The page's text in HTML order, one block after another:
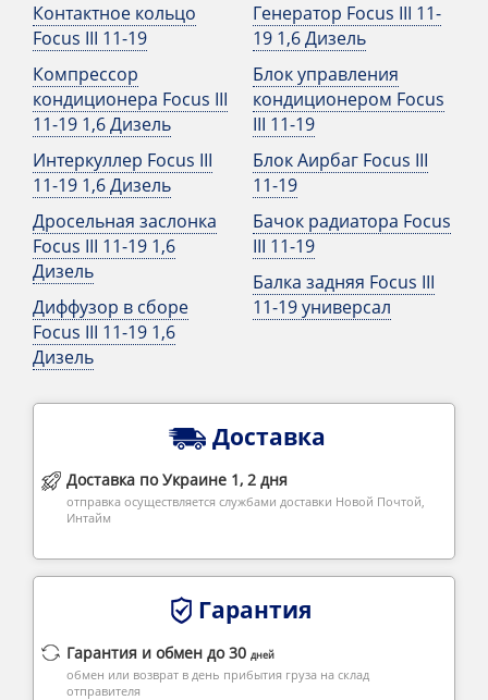
Контактное кольцо
Focus III 11-19
Компрессор
кондиционера Focus III
11-19 1,6 Дизель
Интеркуллер Focus III
11-19 1,6 Дизель
Дросельная заслонка
Focus III 11-19 1,6
Дизель
Диффузор в сборе
Focus III 11-19 1,6
Дизель
Генератор Focus III 11-
19 1,6 Дизель
Блок управления
кондиционером Focus
III 11-19
Блок Аирбаг Focus III
11-19
Бачок радиатора Focus
III 11-19
Балка задняя Focus III
11-19 универсал
Доставка
Доставка по Украине 1, 2 дня
отправка осуществляется службами доставки Новой Почтой,
Интайм
Гарантия
Гарантия и обмен до 30 дней
обмен или возврат в день прибытия груза на склад
отправителя